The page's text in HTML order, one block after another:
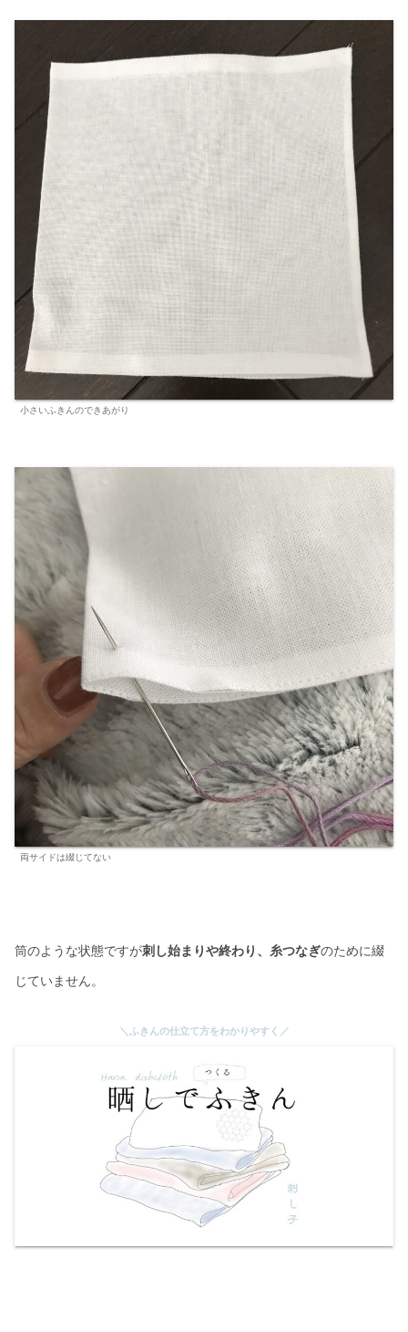
小さいふきんのできあがり
両サイドは綴じてない
筒のような状態ですが刺し始まりや終わり、糸つなぎのために綴
じていません。
＼ふきんの仕立て方をわかりやすく／